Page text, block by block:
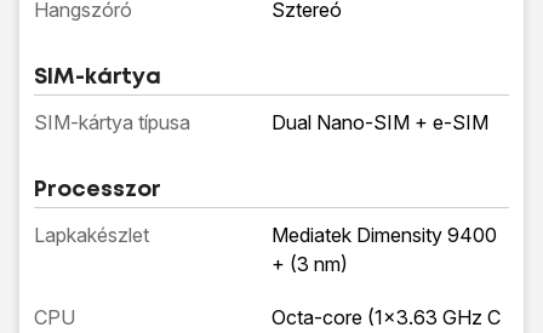
Hangszóró Sztereó
SIM-kártya
SIM-kártya típusa Dual Nano-SIM + e-SIM
Processzor
Lapkakészlet
Mediatek Dimensity 9400
+ (3 nm)
CPU
Octa-core (1x3.63 GHz C